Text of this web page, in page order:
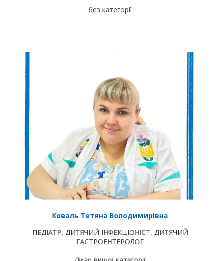
без категорії
Коваль Тетяна Володимирівна
ПЕДІАТР, ДИТЯЧИЙ ІНФЕКЦІОНІСТ, ДИТЯЧИЙ
ГАСТРОЕНТЕРОЛОГ